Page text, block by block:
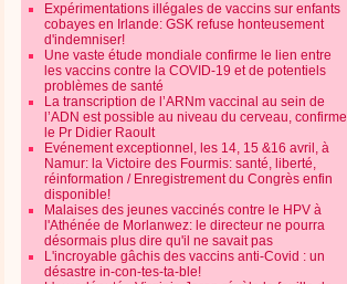
Expérimentations illégales de vaccins sur enfants
cobayes en Irlande: GSK refuse honteusement
d'indemniser!
Une vaste étude mondiale confirme le lien entre
les vaccins contre la COVID-19 et de potentiels
problèmes de santé
La transcription de l’ARNm vaccinal au sein de
l’ADN est possible au niveau du cerveau, confirme
le Pr Didier Raoult
Evénement exceptionnel, les 14, 15 &16 avril, à
Namur: la Victoire des Fourmis: santé, liberté,
réinformation / Enregistrement du Congrès enfin
disponible!
Malaises des jeunes vaccinés contre le HPV à
l'Athénée de Morlanwez: le directeur ne pourra
désormais plus dire qu'il ne savait pas
L'incroyable gâchis des vaccins anti-Covid : un
désastre in-con-tes-ta-ble!